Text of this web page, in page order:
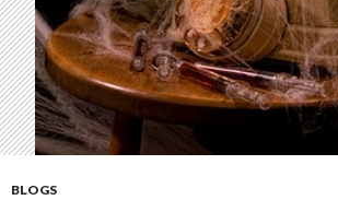
BLOGS